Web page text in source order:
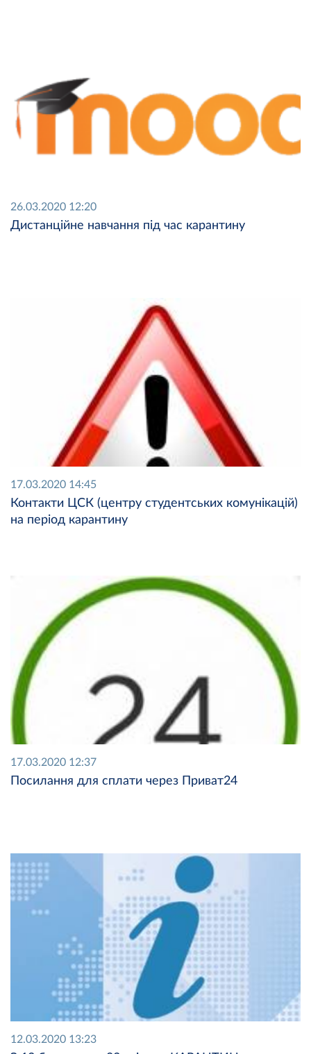
26.03.2020 12:20
Дистанційне навчання під час карантину
17.03.2020 14:45
Контакти ЦСК (центру студентських комунікацій)
на період карантину
17.03.2020 12:37
Посилання для сплати через Приват24
12.03.2020 13:23